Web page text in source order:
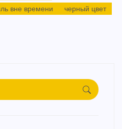
вне времени черный цвет